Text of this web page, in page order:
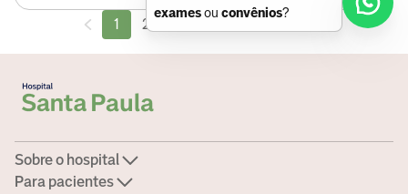
1 2
Sobre o hospital
Para pacientes
examesou convênios?